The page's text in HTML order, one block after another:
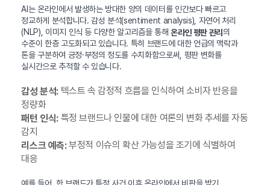
AI는 온라인에서 발생하는 방대한 양의 데이터를 인간보다 빠르고
정교하게 분석합니다. 감성 분석(sentiment analysis), 자연어 처리
(NLP), 이미지 인식 등 다양한 알고리즘을 통해온라인 평판 관리의
수준이 한층 고도화되고 있습니다. 특히 브랜드에 대한 언급의 맥락과
톤을 구분하여 긍정·부정의 정도를 수치화함으로써, 평판 변화를
실시간으로 추적할 수 있습니다.
감성 분석:텍스트 속 감정적 흐름을 인식하여 소비자 반응을
정량화
패턴 인식:특정 브랜드나 인물에 대한 여론의 변화 추세를 자동
감지
리스크 예측:부정적 이슈의 확산 가능성을 조기에 식별하여
대응
예를 들어, 한 브랜드가 특정 사건 이후 온라인에서 비판을 받기